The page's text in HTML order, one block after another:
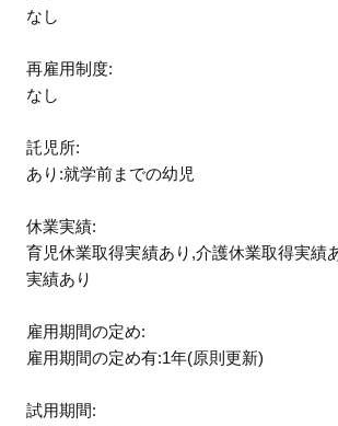
なし
再雇用制度:
なし
託児所:
あり:就学前までの幼児
休業実績:
育児休業取得実績あり,介護休業取得実績
実績あり
雇用期間の定め:
雇用期間の定め有:1年(原則更新)
試用期間: